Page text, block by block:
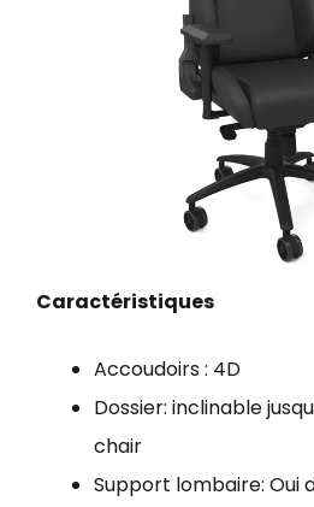
Caractéristiques
Accoudoirs : 4D
Dossier: inclinable
chair
Support lombaire: Oui